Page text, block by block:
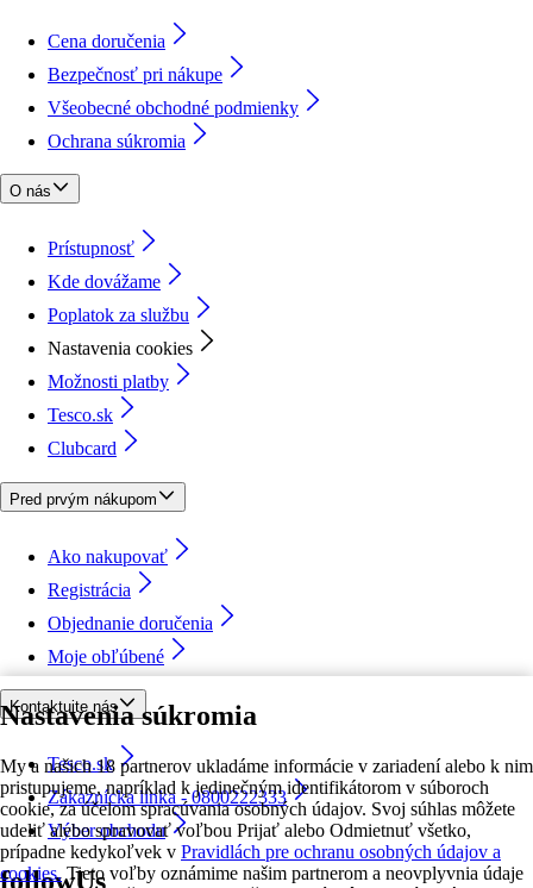
Nastavenia súkromia
My a našich 18 partnerov ukladáme informácie v zariadení alebo k nim
pristupujeme, napríklad k jedinečným identifikátorom v súboroch
cookie, za účelom spracúvania osobných údajov. Svoj súhlas môžete
udeliť alebo spravovať voľbou Prijať alebo Odmietnuť všetko,
prípadne kedykoľvek v Pravidlách pre ochranu osobných údajov a
cookies. Tieto voľby oznámime našim partnerom a neovplyvnia údaje
Cena doručenia
Bezpečnosť pri nákupe
Všeobecné obchodné podmienky
Ochrana súkromia
O nás
Prístupnosť
Kde dovážame
Poplatok za službu
Nastavenia cookies
Možnosti platby
Tesco.sk
Clubcard
Pred prvým nákupom
Ako nakupovať
Registrácia
Objednanie doručenia
Moje obľúbené
Kontaktujte nás
Tesco.sk
Zákaznícka linka - 0800222333
Výber obchodu
followUs